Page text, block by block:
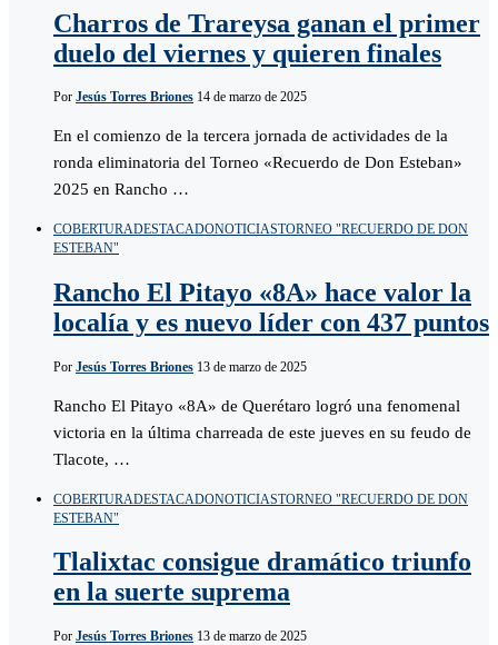
Charros de Trareysa ganan el primer
duelo del viernes y quieren finales
Por Jesús Torres Briones 14 de marzo de 2025
En el comienzo de la tercera jornada de actividades de la
ronda eliminatoria del Torneo «Recuerdo de Don Esteban»
2025 en Rancho …
COBERTURADESTACADONOTICIASTORNEO "RECUERDO DE DON
ESTEBAN"
Rancho El Pitayo «8A» hace valor la
localía y es nuevo líder con 437 puntos
Por Jesús Torres Briones 13 de marzo de 2025
Rancho El Pitayo «8A» de Querétaro logró una fenomenal
victoria en la última charreada de este jueves en su feudo de
Tlacote, …
COBERTURADESTACADONOTICIASTORNEO "RECUERDO DE DON
ESTEBAN"
Tlalixtac consigue dramático triunfo
en la suerte suprema
Por Jesús Torres Briones 13 de marzo de 2025